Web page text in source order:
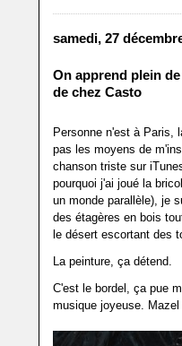
samedi, 27
On apprend plein
de chez Casto
Personne n'est à Paris,
pas les moyens de
chanson triste sur
pourquoi j'ai joué la
un monde parallèle), je
des étagères en bois
le désert escortant des
La peinture, ça détend.
C'est le bordel, ça pue
musique joyeuse.